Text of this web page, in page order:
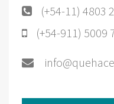
(+54-11) 4803
(+54-911) 5009